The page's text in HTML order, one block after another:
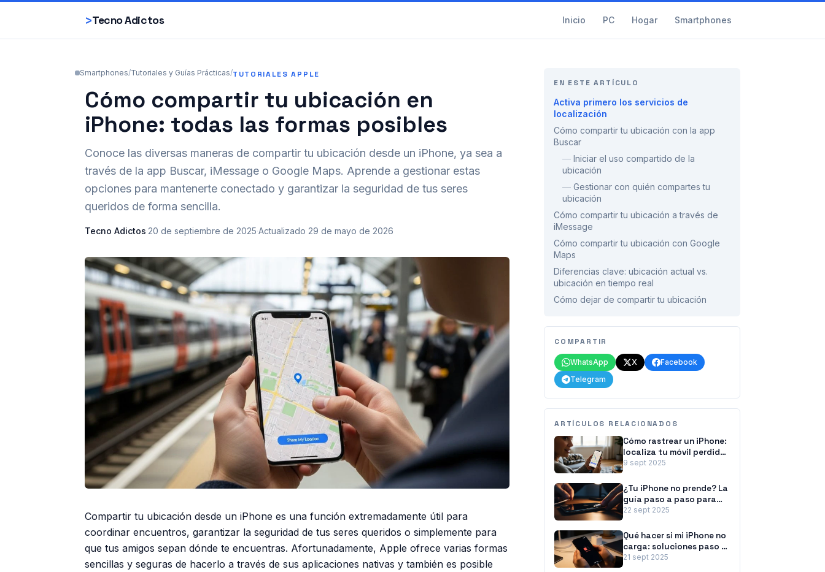
>Tecno Adictos Inicio PC Hogar Smartphones
Smartphones/Tutoriales y Guías Prácticas/TUTORIALES APPLE
Cómo compartir tu ubicación en
iPhone: todas las formas posibles
Conoce las diversas maneras de compartir tu ubicación desde un iPhone, ya sea a
través de la app Buscar, iMessage o Google Maps. Aprende a gestionar estas
opciones para mantenerte conectado y garantizar la seguridad de tus seres
queridos de forma sencilla.
Tecno Adictos·20 de septiembre de 2025·Actualizado 29 de mayo de 2026
Compartir tu ubicación desde un iPhone es una función extremadamente útil para
coordinar encuentros, garantizar la seguridad de tus seres queridos o simplemente para
que tus amigos sepan dónde te encuentras. Afortunadamente, Apple ofrece varias formas
sencillas y seguras de hacerlo a través de sus aplicaciones nativas y también es posible
EN ESTE ARTÍCULO
Activa primero los servicios de
localización
Cómo compartir tu ubicación con la app
Buscar
— Iniciar el uso compartido de la
ubicación
— Gestionar con quién compartes tu
ubicación
Cómo compartir tu ubicación a través de
iMessage
Cómo compartir tu ubicación con Google
Maps
Diferencias clave: ubicación actual vs.
ubicación en tiempo real
Cómo dejar de compartir tu ubicación
COMPARTIR
WhatsApp X
Facebook
Telegram
ARTÍCULOS RELACIONADOS
Cómo rastrear un iPhone:
localiza tu móvil perdido
o apagado
9 sept 2025
¿Tu iPhone no prende? La
guía paso a paso para
revivirlo
22 sept 2025
Qué hacer si mi iPhone no
carga: soluciones paso a
paso
21 sept 2025